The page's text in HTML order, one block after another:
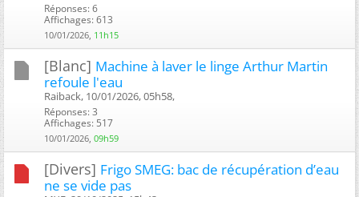
Réponses: 6
Affichages: 613
10/01/2026, 11h15
[Blanc] Machine à laver le linge Arthur Martin
refoule l'eau
Raiback, 10/01/2026, 05h58, ‎
Réponses: 3
Affichages: 517
10/01/2026, 09h59
[Divers] Frigo SMEG: bac de récupération d’eau
ne se vide pas